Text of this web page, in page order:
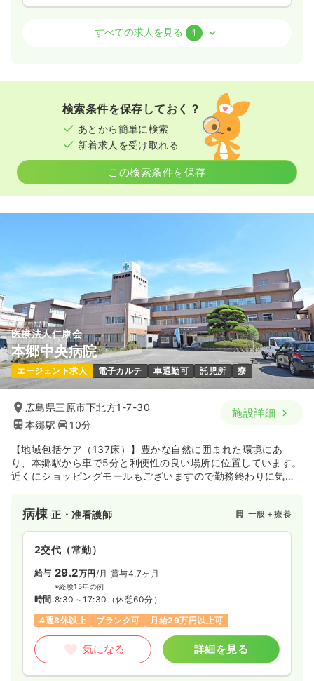
時間 16:30～9:00
オペ室(手術室)正看護師
2交代（常勤）
給与 24.5万円〜/月 賞与2回
日勤のみ（パート） 一時募集休止
給与 時給
円
時間 8:30～17:30（休憩60分）
オンコールあり
第二新卒可
詳細を見る
正・准看護師
8:30～17:00（休憩60分）
4週8休以上
担当業務未経験可 ブランク可
新卒可
月給20万円以上可
気になる 詳細を見る
すべての求人を見る 1
検索条件を保存しておく？
あとから簡単に検索
新着求人を受け取れる
この検索条件を保存
医療法人仁康会
本郷中央病院
エージェント求人 電子カルテ 車通勤可 託児所 寮
広島県三原市下北方1-7-30
本郷駅
10分
施設詳細
【地域包括ケア（137床）】豊かな自然に囲まれた環境にあ
り、本郷駅から車で5分と利便性の良い場所に位置しています。
近くにショッピングモールもございますので勤務終わりに気軽
病棟正・准看護師 一般＋療養
2交代（常勤）
給与 29.2万円/月 賞与4.7ヶ月
※経験15年の例
時間 8:30～17:30 （休憩60分）
4週8休以上
ブランク可 月給29万円以上可
気になる 詳細を見る